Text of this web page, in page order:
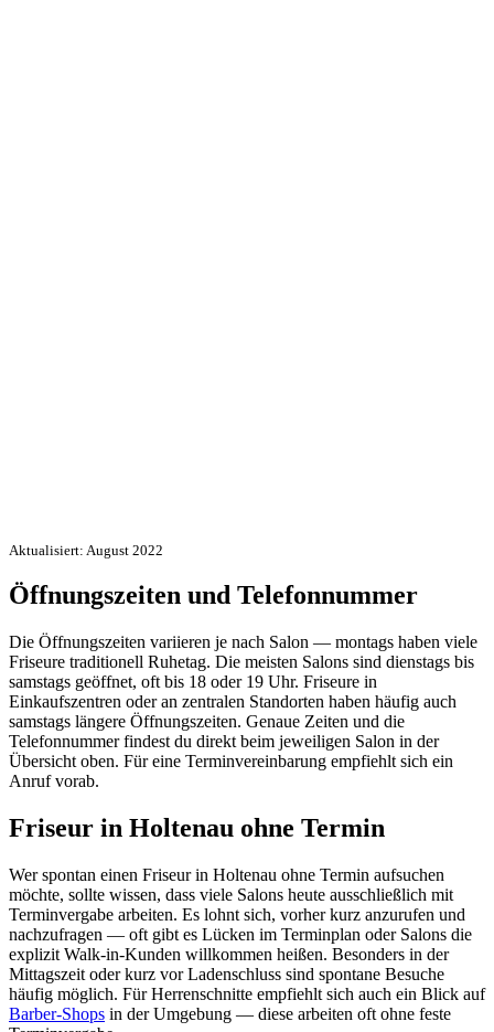
Aktualisiert: August 2022
Öffnungszeiten und Telefonnummer
Die Öffnungszeiten variieren je nach Salon — montags haben viele
Friseure traditionell Ruhetag. Die meisten Salons sind dienstags bis
samstags geöffnet, oft bis 18 oder 19 Uhr. Friseure in
Einkaufszentren oder an zentralen Standorten haben häufig auch
samstags längere Öffnungszeiten. Genaue Zeiten und die
Telefonnummer findest du direkt beim jeweiligen Salon in der
Übersicht oben. Für eine Terminvereinbarung empfiehlt sich ein
Anruf vorab.
Friseur in Holtenau ohne Termin
Wer spontan einen Friseur in Holtenau ohne Termin aufsuchen
möchte, sollte wissen, dass viele Salons heute ausschließlich mit
Terminvergabe arbeiten. Es lohnt sich, vorher kurz anzurufen und
nachzufragen — oft gibt es Lücken im Terminplan oder Salons die
explizit Walk-in-Kunden willkommen heißen. Besonders in der
Mittagszeit oder kurz vor Ladenschluss sind spontane Besuche
häufig möglich. Für Herrenschnitte empfiehlt sich auch ein Blick auf
Barber-Shops in der Umgebung — diese arbeiten oft ohne feste